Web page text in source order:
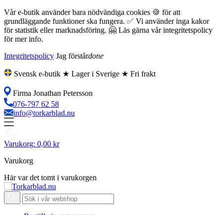
Vår e-butik använder bara nödvändiga cookies 🍪 för att
grundläggande funktioner ska fungera. ✅ Vi använder inga kakor
för statistik eller marknadsföring. 🤗 Läs gärna vår integritetspolicy
för mer info.
Integritetspolicy Jag förstårdone
Svensk e-butik ★ Lager i Sverige ★ Fri frakt
Firma Jonathan Petersson
076-797 62 58
info@torkarblad.nu
Varukorg: 0,00 kr
Varukorg
Här var det tomt i varukorgen